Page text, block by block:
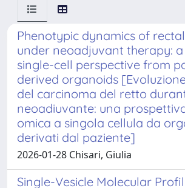
Phenotypic dynamics of
under neoadjuvant therapy:
single-cell perspective from
derived organoids
del carcinoma del retto
neoadiuvante: una
omica a singola cellula da
derivati ​​dal paziente]
2026-01-28 Chisari, Giulia
Single-Vesicle Molecular